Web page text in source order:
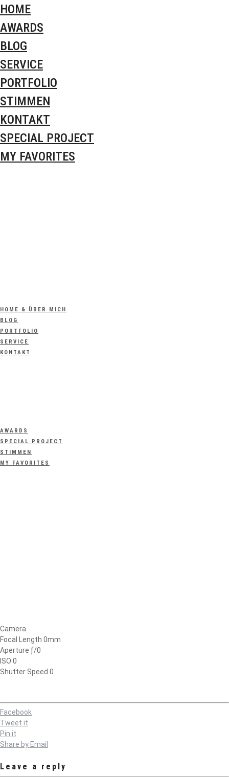
HOME
AWARDS
BLOG
SERVICE
PORTFOLIO
STIMMEN
KONTAKT
SPECIAL PROJECT
MY FAVORITES
HOME & ÜBER MICH
BLOG
PORTFOLIO
SERVICE
KONTAKT
AWARDS
SPECIAL PROJECT
STIMMEN
MY FAVORITES
Camera
Focal Length 0mm
Aperture ƒ/0
ISO 0
Shutter Speed 0
Facebook
Tweet it
Pin it
Share by Email
Leave a reply